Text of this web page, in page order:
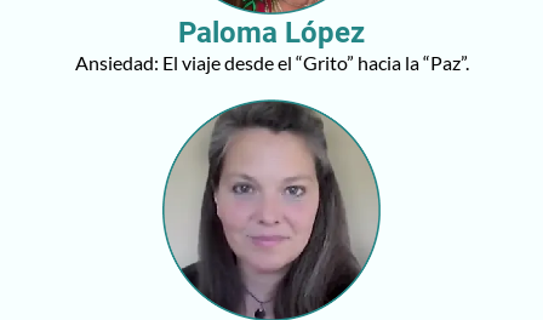
Paloma López
Ansiedad: El viaje desde el “Grito” hacia la “Paz”.